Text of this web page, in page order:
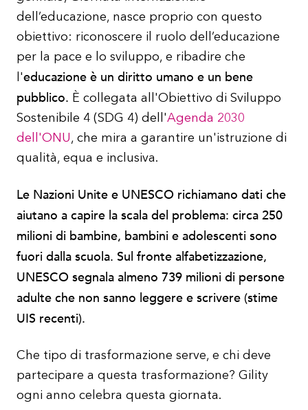
dell’educazione, nasce proprio con questo
obiettivo: riconoscere il ruolo dell’educazione
per la pace e lo sviluppo, e ribadire che
l'educazione è un diritto umano e un bene
pubblico. È collegata all'Obiettivo di Sviluppo
Sostenibile 4 (SDG 4) dell'Agenda 2030
dell'ONU, che mira a garantire un'istruzione di
qualità, equa e inclusiva.
Le Nazioni Unite e UNESCO richiamano dati che
aiutano a capire la scala del problema: circa 250
milioni di bambine, bambini e adolescenti sono
fuori dalla scuola. Sul fronte alfabetizzazione,
UNESCO segnala almeno 739 milioni di persone
adulte che non sanno leggere e scrivere (stime
UIS recenti).
Che tipo di trasformazione serve, e chi deve
partecipare a questa trasformazione? Gility
ogni anno celebra questa giornata.